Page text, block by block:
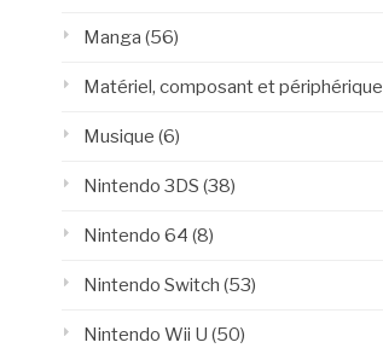
Manga (56)
Matériel, composant et périphérique
Musique (6)
Nintendo 3DS (38)
Nintendo 64 (8)
Nintendo Switch (53)
Nintendo Wii U (50)